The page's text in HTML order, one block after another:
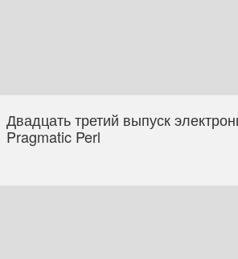
Двадцать третий выпуск
Pragmatic Perl